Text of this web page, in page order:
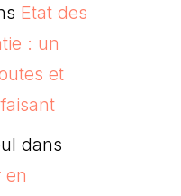
Etat des
: un
et
dans
en